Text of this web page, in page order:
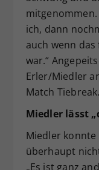
ich, dann
auch wenn
war.“
Erler/Miedler
Match Tiebreak.
Miedler lässt
Miedler
überhaupt
„Es ist ganz